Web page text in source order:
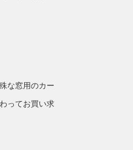
な窓用のカー
ってお買い求